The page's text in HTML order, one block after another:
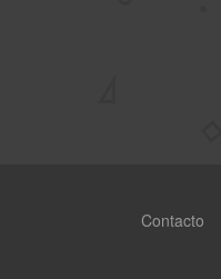
Contacto